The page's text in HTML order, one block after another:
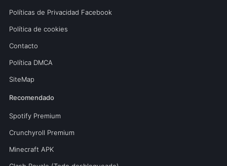
Políticas de Privacidad Facebook
Política de cookies
Contacto
Política DMCA
SiteMap
Recomendado
Spotify Premium
Crunchyroll Premium
Minecraft APK